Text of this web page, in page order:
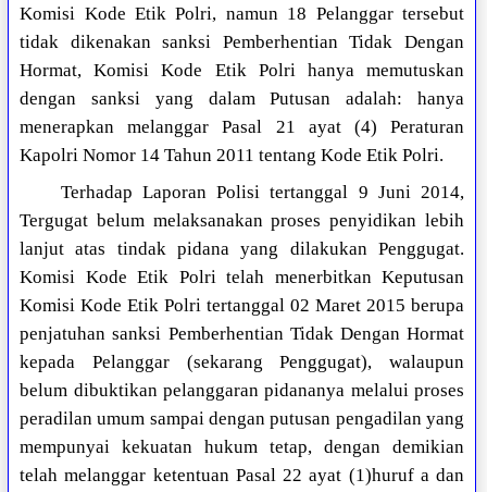
Komisi Kode Etik Polri, namun 18 Pelanggar tersebut
tidak dikenakan sanksi Pemberhentian Tidak Dengan
Hormat, Komisi Kode Etik Polri hanya memutuskan
dengan sanksi yang dalam Putusan adalah: hanya
menerapkan melanggar Pasal 21 ayat (4) Peraturan
Kapolri Nomor 14 Tahun 2011 tentang Kode Etik Polri.
Terhadap Laporan Polisi tertanggal 9 Juni 2014,
Tergugat belum melaksanakan proses penyidikan lebih
lanjut atas tindak pidana yang dilakukan Penggugat.
Komisi Kode Etik Polri telah menerbitkan Keputusan
Komisi Kode Etik Polri tertanggal 02 Maret 2015 berupa
penjatuhan sanksi Pemberhentian Tidak Dengan Hormat
kepada Pelanggar (sekarang Penggugat), walaupun
belum dibuktikan pelanggaran pidananya melalui proses
peradilan umum sampai dengan putusan pengadilan yang
mempunyai kekuatan hukum tetap, dengan demikian
telah melanggar ketentuan Pasal 22 ayat (1)huruf a dan